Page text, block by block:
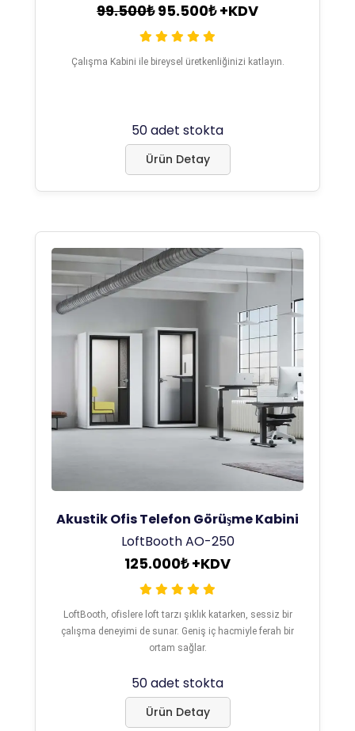
99.500₺95.500₺ +KDV
Çalışma Kabini ile bireysel üretkenliğinizi katlayın.
50 adet stokta
Ürün Detay
Akustik Ofis Telefon Görüşme Kabini
LoftBooth AO-250
125.000₺ +KDV
LoftBooth, ofislere loft tarzı şıklık katarken, sessiz bir
çalışma deneyimi de sunar. Geniş iç hacmiyle ferah bir
ortam sağlar.
50 adet stokta
Ürün Detay